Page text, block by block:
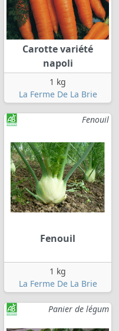
Carotte variété
napoli
1 kg
La Ferme De La Brie
Fenouil
Fenouil
1 kg
La Ferme De La Brie
Panier de légum